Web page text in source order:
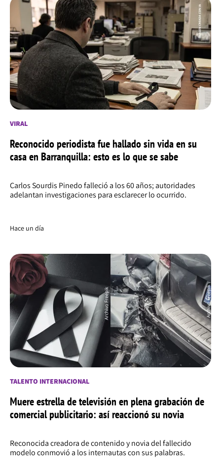
VIRAL
Reconocido periodista fue hallado sin vida en su
casa en Barranquilla: esto es lo que se sabe
Carlos Sourdis Pinedo falleció a los 60 años; autoridades
adelantan investigaciones para esclarecer lo ocurrido.
Hace un día
TALENTO INTERNACIONAL
Muere estrella de televisión en plena grabación de
comercial publicitario: así reaccionó su novia
Reconocida creadora de contenido y novia del fallecido
modelo conmovió a los internautas con sus palabras.